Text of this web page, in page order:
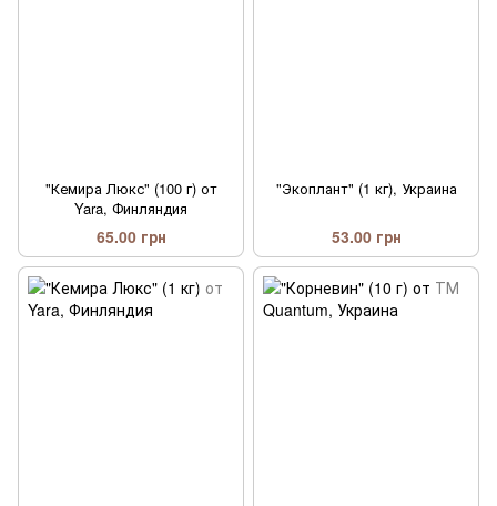
"Кемира Люкс" (100 г) от
Yara, Финляндия
65.00 грн
"Экоплант" (1 кг), Украина
53.00 грн